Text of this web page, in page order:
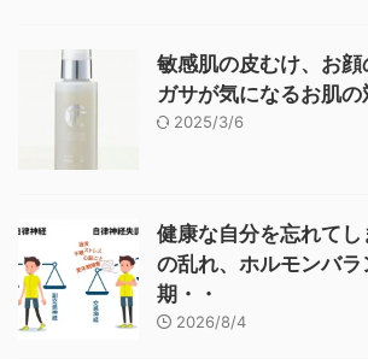
敏感肌の皮むけ、お
ガサが気になるお肌の
2025/3/6
健康な自分を忘れて
の乱れ、ホルモンバ
期・・
2026/8/4